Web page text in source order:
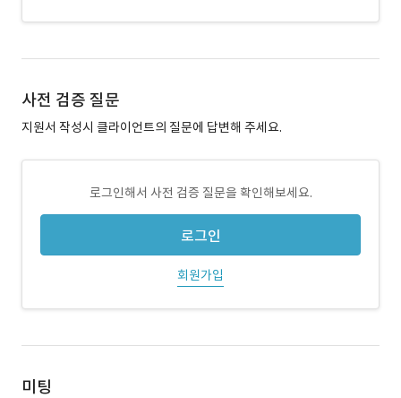
사전 검증 질문
지원서 작성시 클라이언트의 질문에 답변해 주세요.
로그인해서 사전 검증 질문을 확인해보세요.
로그인
회원가입
미팅